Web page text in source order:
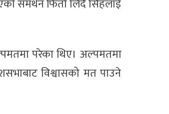
समर्थन फिर्ता लिँदै सिंहलाई
परेका थिए। अल्पमतमा
विश्वासको मत पाउने